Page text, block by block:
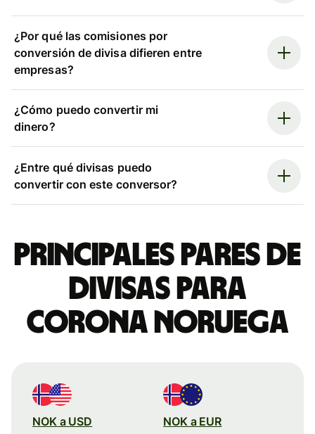
¿Por qué las comisiones por
conversión de divisa difieren entre
empresas?
¿Cómo puedo convertir mi
dinero?
¿Entre qué divisas puedo
convertir con este conversor?
Principales pares de
divisas para
corona noruega
NOK a USD NOK a EUR